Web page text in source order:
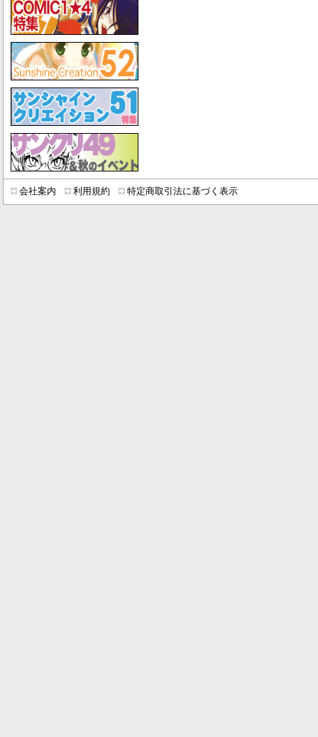
会社案内 利用規約 特定商取引法に基づく表示